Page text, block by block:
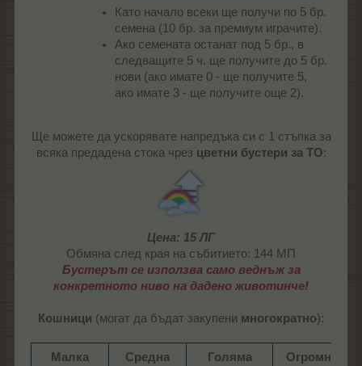
Като начало всеки ще получи по 5 бр.
семена (10 бр. за премиум играчите).
Ако семената останат под 5 бр., в
следващите 5 ч. ще получите до 5 бр.
нови (ако имате 0 - ще получите 5,
ако имате 3 - ще получите още 2).
Ще можете да ускорявате напредъка си с 1 стъпка за
всяка предадена стока чрез цветни бустери за ТО:
Цена: 15 ЛГ
Обмяна след края на събитието: 144 МП
Бустерът се използва само веднъж за
конкретното ниво на дадено животинче!
Кошници (могат да бъдат закупени многократно):
Мaлка
Средна
Голяма
Огромна